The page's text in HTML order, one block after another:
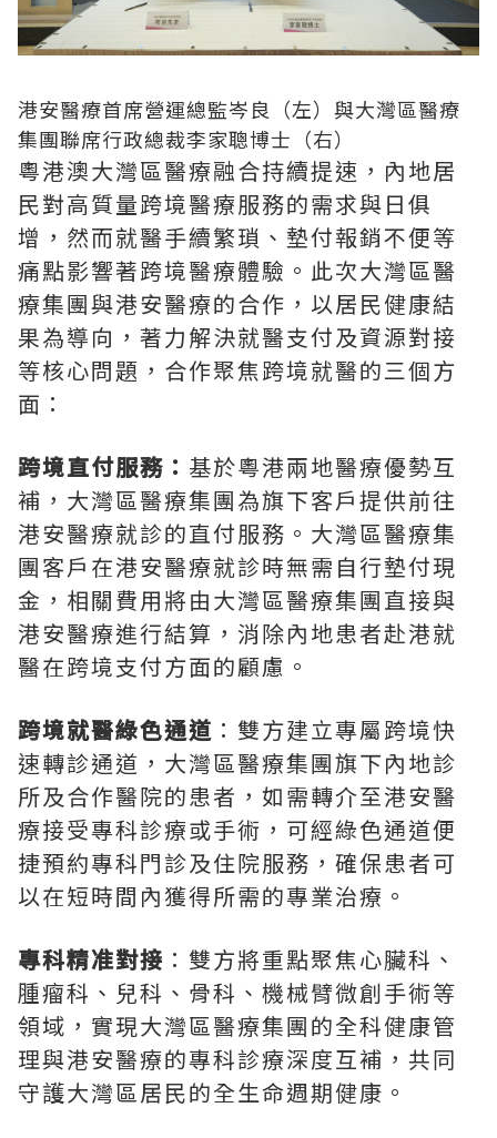
港安醫療首席營運總監岑良（左）與大灣區醫療
集團聯席行政總裁李家聰博士（右）
粵港澳大灣區醫療融合持續提速，內地居
民對高質量跨境醫療服務的需求與日俱
增，然而就醫手續繁瑣、墊付報銷不便等
痛點影響著跨境醫療體驗。此次大灣區醫
療集團與港安醫療的合作，以居民健康結
果為導向，著力解決就醫支付及資源對接
等核心問題，合作聚焦跨境就醫的三個方
面：
跨境直付服務： 基於粵港兩地醫療優勢互
補，大灣區醫療集團為旗下客戶提供前往
港安醫療就診的直付服務。大灣區醫療集
團客戶在港安醫療就診時無需自行墊付現
金，相關費用將由大灣區醫療集團直接與
港安醫療進行結算，消除內地患者赴港就
醫在跨境支付方面的顧慮。
跨境就醫綠色通道 ：雙方建立專屬跨境快
速轉診通道，大灣區醫療集團旗下內地診
所及合作醫院的患者，如需轉介至港安醫
療接受專科診療或手術，可經綠色通道便
捷預約專科門診及住院服務，確保患者可
以在短時間內獲得所需的專業治療。
專科精准對接 ：雙方將重點聚焦心臟科、
腫瘤科、兒科、骨科、機械臂微創手術等
領域，實現大灣區醫療集團的全科健康管
理與港安醫療的專科診療深度互補，共同
守護大灣區居民的全生命週期健康。